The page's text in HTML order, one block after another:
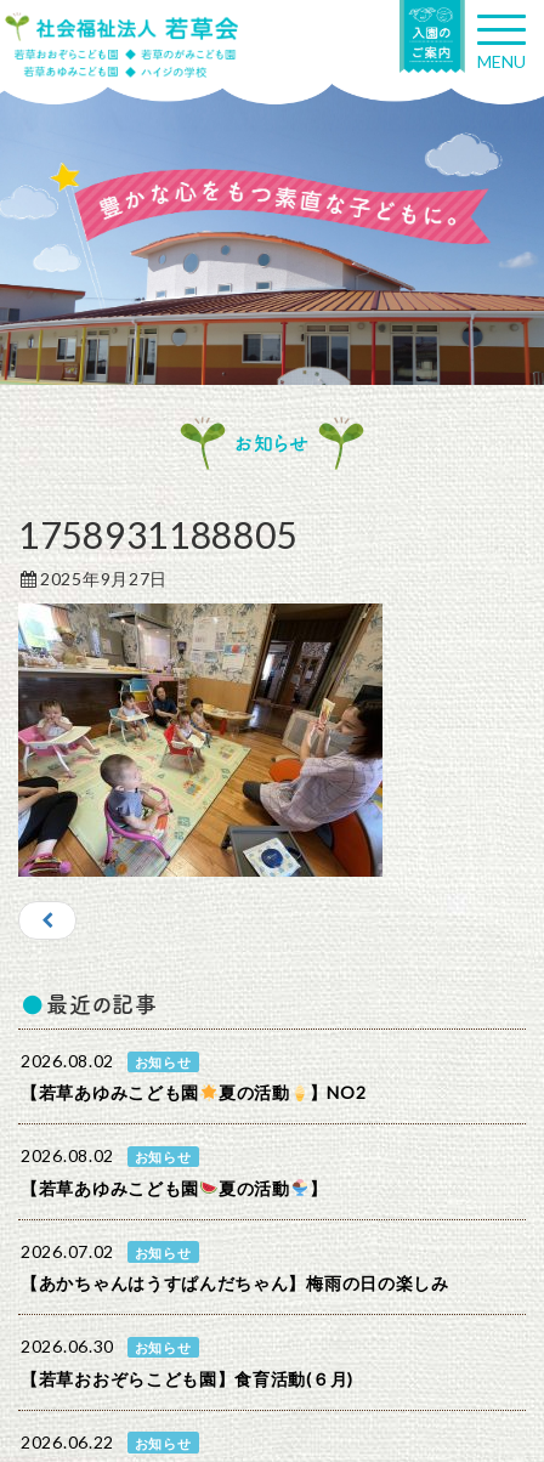
T
o
g
n
g
a
t
n
MENU
お知らせ
1758931188805
2025年9月27日
最近の記事
2026.08.02 お知らせ
【若草あゆみこども園 夏の活動 】NO2
2026.08.02 お知らせ
【若草あゆみこども園 夏の活動 】
2026.07.02 お知らせ
【あかちゃんはうすぱんだちゃん】梅雨の日の楽しみ
2026.06.30 お知らせ
【若草おおぞらこども園】食育活動(６月)
2026.06.22 お知らせ